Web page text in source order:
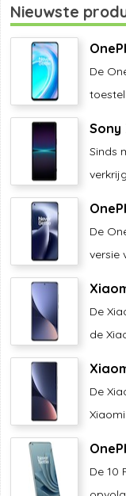
Nieuwste
De
toestel
Sony
Sinds
De
versie
De
de
De
Xiaomi
De 10